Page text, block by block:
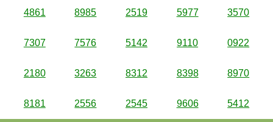
4861 8985 2519 5977 3570
7307 7576 5142 9110 0922
2180 3263 8312 8398 8970
8181 2556 2545 9606 5412